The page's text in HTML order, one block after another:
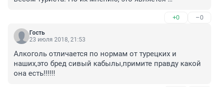
алкоголя было найдено в крови." - совершенно
верно! Человек на отдыхе , может и должен был
расслабиться! Но то, что перила обрушились под
+0 –0
Гость
23 июля 2018, 21:53
Алкоголь отличается по нормам от турецких и
наших,это бред сивый кабылы,примите правду какой
она есть!!!!!!